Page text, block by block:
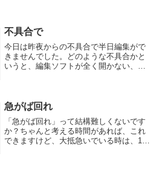
不具合で
今日は昨夜からの不具合で半日編集がで
きませんでした。どのような不具合かと
いうと、編集ソフトが全く開かない、と
急がば回れ
「急がば回れ」って結構難しくないです
か？ちゃんと考える時間があれば、これ
できますけど、大抵急いでいる時は、1秒